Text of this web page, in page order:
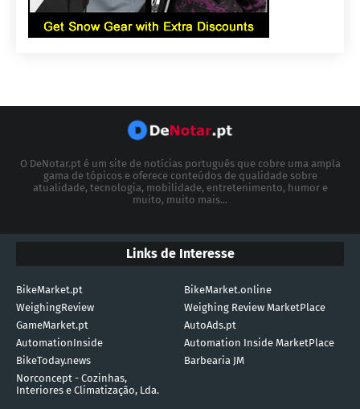
O DeNotar.pt é um site de notícias português que cobre uma ampla
gama de tópicos e oferece conteúdos de qualidade sobre
atualidade, tecnologia, mobilidade, entretenimento, humor e
muito, muito mais...
Links de Interesse
BikeMarket.pt
BikeMarket.online
WeighingReview
Weighing Review MarketPlace
GameMarket.pt
AutoAds.pt
AutomationInside
Automation Inside MarketPlace
BikeToday.news
Barbearia JM
Norconcept - Cozinhas,
Interiores e Climatização, Lda.